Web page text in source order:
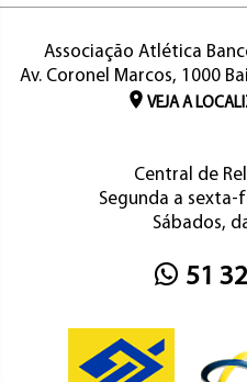
Associação Atlética
Av. Coronel Marcos, 1000
VEJA A
Central de
Segunda a sexta-
Sábados,
51